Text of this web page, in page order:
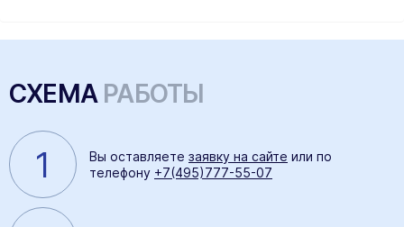
СХЕМАРАБОТЫ
1 Вы оставляете заявку на сайте или по
телефону +7(495)777-55-07